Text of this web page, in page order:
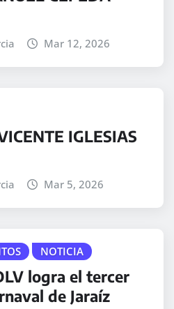
Mar 12, 2026
IGLESIAS
Mar 5, 2026
NOTICIA
logra el tercer
de Jaraíz